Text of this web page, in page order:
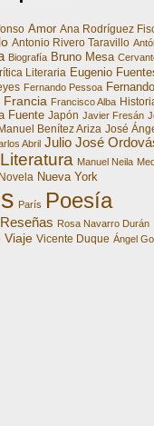
Amor Ana Rodríguez
Antonio Rivero Taravillo
Biografía Bruno Mesa
Literaria Eugenio
Fernando Pessoa Fernando
Francia Francisco Alba
Fuente Japón Javier Fresán
Benítez Ariza José
Abril Julio José
Literatura Manuel Neila
Novela Nueva York
París Poesía
Reseñas Rosa Navarro Durán
Viaje Vicente Duque Ángel